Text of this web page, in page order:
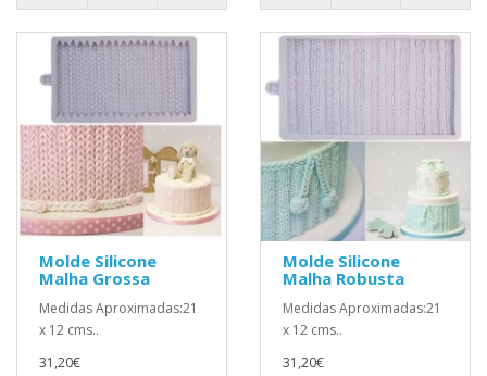
Molde Silicone
Malha Grossa
Medidas Aproximadas:21
x 12 cms..
31,20€
Molde Silicone
Malha Robusta
Medidas Aproximadas:21
x 12 cms..
31,20€